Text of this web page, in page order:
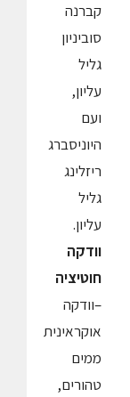
קברנה
סוביניון
גליל
עליון,
ועם
היוניסברג
ריזלינג
גליל
עליון.
וודקה
חוטיציה
–וודקה
אוקראינית
ממים
טהורים,